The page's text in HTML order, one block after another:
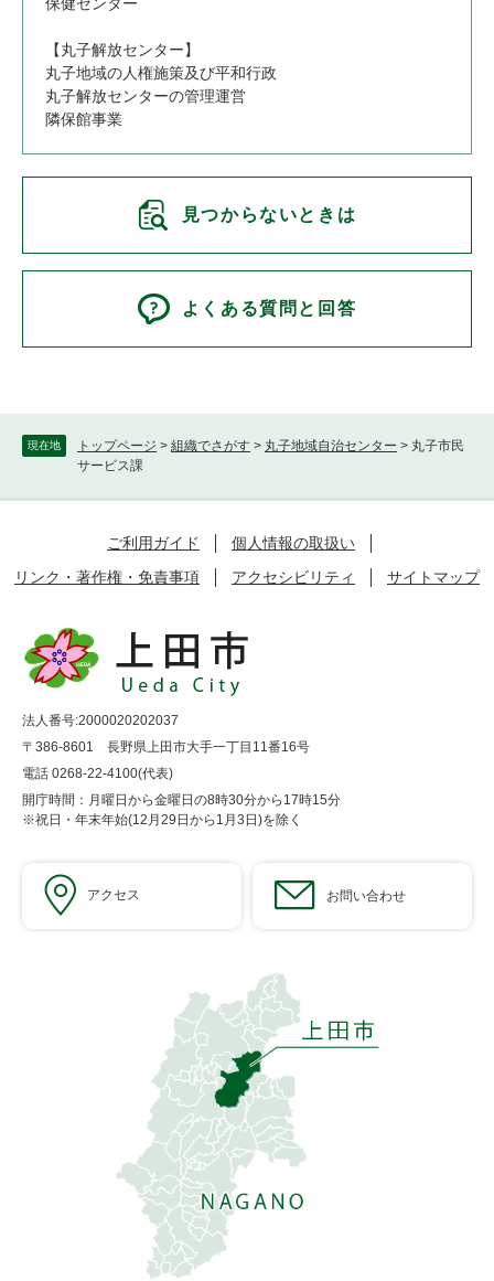
現在地 トップページ > 組織でさがす > 丸子地域自治センター > 丸子市民
サービス課
【丸子解放センター】
丸子地域の人権施策及び平和行政
丸子解放センターの管理運営
隣保館事業
見つからないときは
よくある質問と回答
ご利用ガイド
個人情報の取扱い
リンク・著作権・免責事項
アクセシビリティ サイトマップ
法人番号:2000020202037
〒386-8601 長野県上田市大手一丁目11番16号
電話 0268-22-4100(代表)
開庁時間：月曜日から金曜日の8時30分から17時15分
※祝日・年末年始(12月29日から1月3日)を除く
アクセス お問い合わせ